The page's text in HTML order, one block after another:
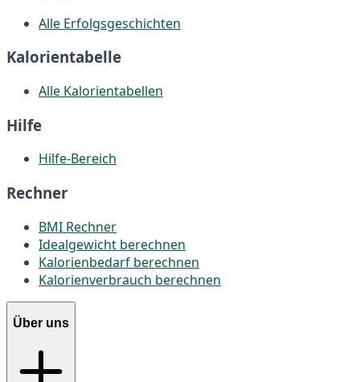
Alle Erfolgsgeschichten
Kalorientabelle
Alle Kalorientabellen
Hilfe
Hilfe-Bereich
Rechner
BMI Rechner
Idealgewicht berechnen
Kalorienbedarf berechnen
Kalorienverbrauch berechnen
Über uns